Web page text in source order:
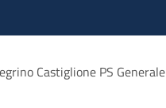
Castiglione PS Generale